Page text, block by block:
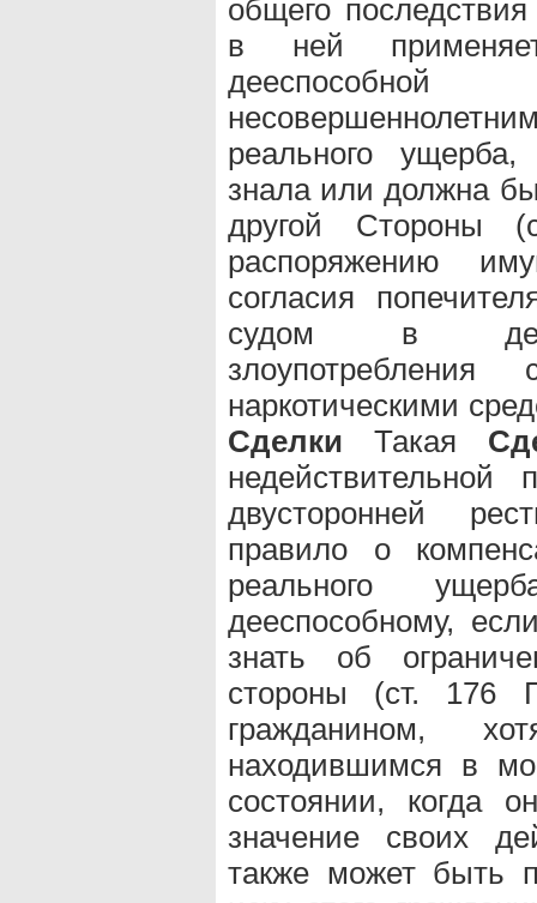
общего
в ней
реального
знала или должна
другой Стороны
распоряжению
согласия
судом в
наркотическими
Сделки Такая
двусторонней
правило о
реального
дееспособному,
знать об
стороны (ст. 176
гражданином,
находившимся в
состоянии, когда
значение своих
также может быть